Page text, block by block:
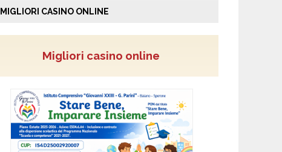
MIGLIORI CASINO ONLINE
Migliori casino online